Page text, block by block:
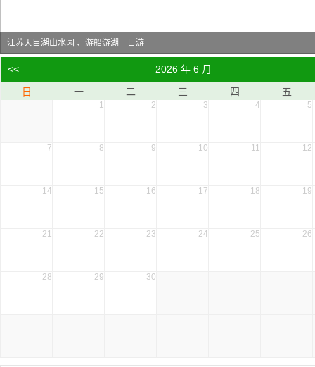
江苏天目湖山水园 、游船游湖一日游
<<
2026 年 6 月
日
一 二 三 四 五
1 2 3 4 5
7 8 9 10 11 12
14 15 16 17 18 19
21 22 23 24 25 26
28 29 30